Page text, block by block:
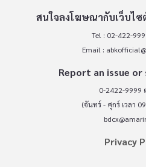
สนใจลงโฆษณากับเว็บไซ
Tel : 02-422-
Email :
Report an issue
0-2422-9999
(จันทร์ - ศุกร์ เวลา
Privacy